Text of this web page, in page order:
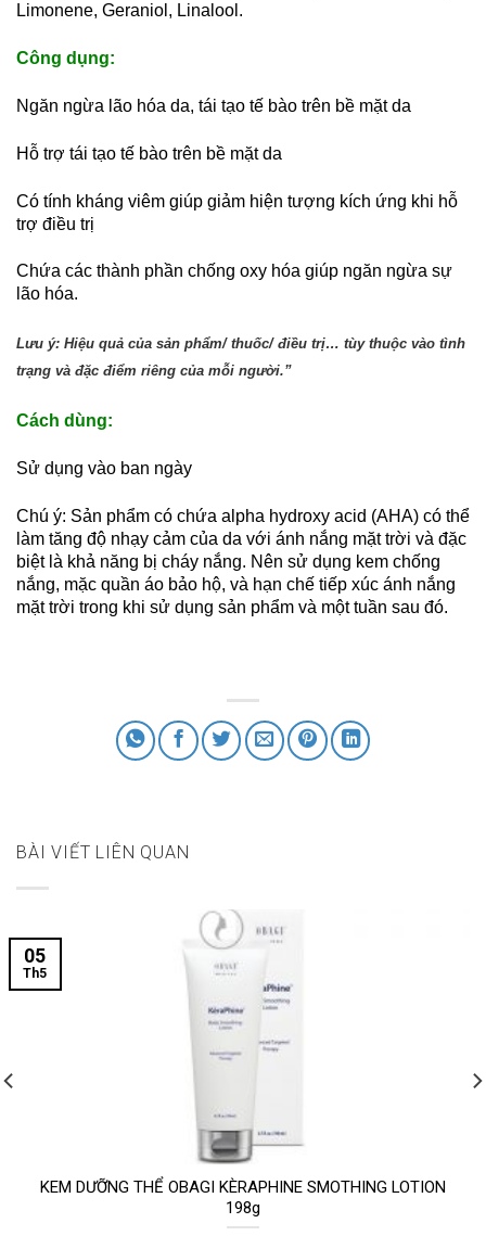
Limonene, Geraniol, Linalool.
Công dụng:
Ngăn ngừa lão hóa da, tái tạo tế bào trên bề mặt da
Hỗ trợ tái tạo tế bào trên bề mặt da
Có tính kháng viêm giúp giảm hiện tượng kích ứng khi hỗ
trợ điều trị
Chứa các thành phần chống oxy hóa giúp ngăn ngừa sự
lão hóa.
Lưu ý: Hiệu quả của sản phẩm/ thuốc/ điều trị… tùy thuộc vào tình
trạng và đặc điểm riêng của mỗi người.”
Cách dùng:
Sử dụng vào ban ngày
Chú ý: Sản phẩm có chứa alpha hydroxy acid (AHA) có thể
làm tăng độ nhạy cảm của da với ánh nắng mặt trời và đặc
biệt là khả năng bị cháy nắng. Nên sử dụng kem chống
nắng, mặc quần áo bảo hộ, và hạn chế tiếp xúc ánh nắng
mặt trời trong khi sử dụng sản phẩm và một tuần sau đó.
BÀI VIẾT LIÊN QUAN
KEM DƯỠNG THỂ OBAGI KÈRAPHINE SMOTHING LOTION
198g
05
Th5